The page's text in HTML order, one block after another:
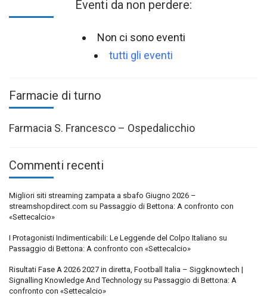
Eventi da non perdere:
Non ci sono eventi
tutti gli eventi
Farmacie di turno
Farmacia S. Francesco – Ospedalicchio
Commenti recenti
Migliori siti streaming zampata a sbafo Giugno 2026 –
streamshopdirect.com su Passaggio di Bettona: A confronto con
«Settecalcio»
I Protagonisti Indimenticabili: Le Leggende del Colpo Italiano su
Passaggio di Bettona: A confronto con «Settecalcio»
Risultati Fase A 2026 2027 in diretta, Football Italia – Siggknowtech |
Signalling Knowledge And Technology su Passaggio di Bettona: A
confronto con «Settecalcio»